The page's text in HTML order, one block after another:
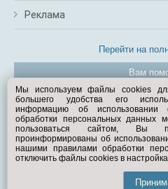
Реклама
Перейти на
Вам
© Exist.ru
Мы используем файлы cookies
большего удобства его
информацию об
обработки персональных данных
пользоваться сайтом, Вы
проинформированы об
нашими правилами обработки
отключить файлы cookies в